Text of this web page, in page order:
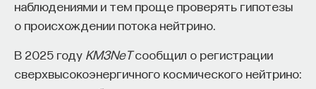
наблюдениями и тем проще проверять гипотезы
о происхождении потока нейтрино.
В 2025 году KM3NeTсообщил о регистрации
сверхвысокоэнергичного космического нейтрино: